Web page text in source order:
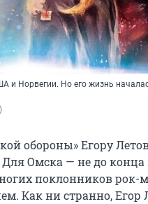
и Норвегии. Но его жизнь
обороны» Егору
Омска — не до
поклонников
Как ни странно, Егор